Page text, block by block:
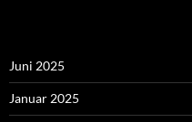
Juni 2025
Januar 2025